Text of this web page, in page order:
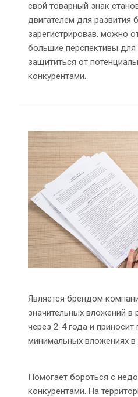
свой товарный знак
двигателем для развития
зарегистрировав, можно
большие перспективы для
защититься от
конкурентами.
Является брендом
значительных вложений в
через 2-4 года и приносит
минимальных вложениях в
Помогает бороться с
конкурентами. На